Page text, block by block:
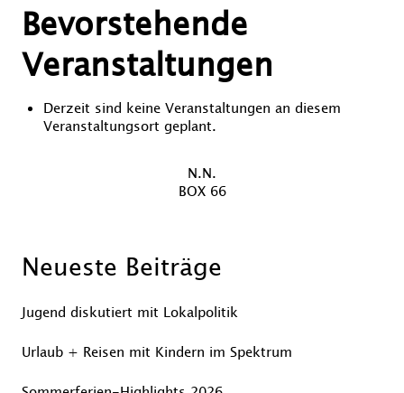
Bevorstehende
Veranstaltungen
Derzeit sind keine Veranstaltungen an diesem
Veranstaltungsort geplant.
Beitragsnavigation
Vorheriger
Beitrag
N.N.
Nächster
BOX 66
Neueste Beiträge
Jugend diskutiert mit Lokalpolitik
Urlaub + Reisen mit Kindern im Spektrum